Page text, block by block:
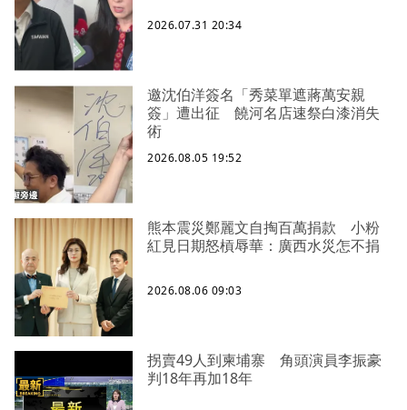
2026.07.31 20:34
邀沈伯洋簽名「秀菜單遮蔣萬安親
簽」遭出征 饒河名店速祭白漆消失
術
2026.08.05 19:52
熊本震災鄭麗文自掏百萬捐款 小粉
紅見日期怒槓辱華：廣西水災怎不捐
2026.08.06 09:03
拐賣49人到柬埔寨 角頭演員李振豪
判18年再加18年